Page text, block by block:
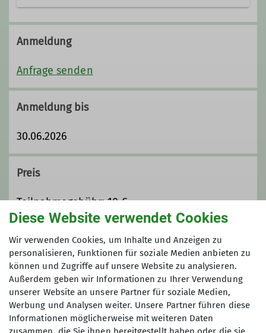
0172 4412069
Kontakt aufnehmen
Qualifikationen
Wanderleiterin
Ämter
Anmeldung
Anfrage senden
Anmeldung bis
30.06.2026
Preis
Teilnahmegebühr: 10 €
Maximale Teilnehmeranzahl
7
Diese Website verwendet Cookies
Wir verwenden Cookies, um Inhalte und Anzeigen zu
personalisieren, Funktionen für soziale Medien anbieten zu
können und Zugriffe auf unsere Website zu analysieren.
Außerdem geben wir Informationen zu Ihrer Verwendung
unserer Website an unsere Partner für soziale Medien,
Werbung und Analysen weiter. Unsere Partner führen diese
Informationen möglicherweise mit weiteren Daten